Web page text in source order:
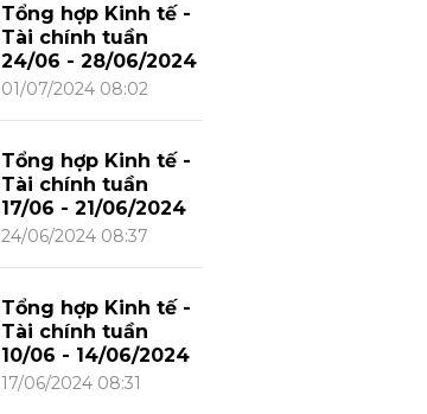
Tổng hợp Kinh tế -
Tài chính tuần
24/06 - 28/06/2024
01/07/2024 08:02
Tổng hợp Kinh tế -
Tài chính tuần
17/06 - 21/06/2024
24/06/2024 08:37
Tổng hợp Kinh tế -
Tài chính tuần
10/06 - 14/06/2024
17/06/2024 08:31